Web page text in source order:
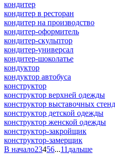
кондитер
кондитер в ресторан
кондитер на производство
кондитер-оформитель
кондитер-скульптор
кондитер-универсал
кондитер-шоколатье
кондуктор
кондуктор автобуса
конструктор
конструктор верхней одежды
конструктор выставочных
конструктор детской одежды
конструктор женской одежды
конструктор-закройщик
конструктор-замерщик
В начало23456...11 дальше